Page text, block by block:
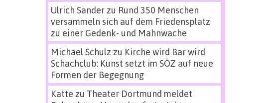
Ulrich Sanderzu Rund 350 Menschen
versammeln sich auf dem Friedensplatz
zu einer Gedenk- und Mahnwache
Michael Schulz zu Kirche wird Bar wird
Schachclub: Kunst setzt im SÖZ auf neue
Formen der Begegnung
Katte zu Theater Dortmund meldet